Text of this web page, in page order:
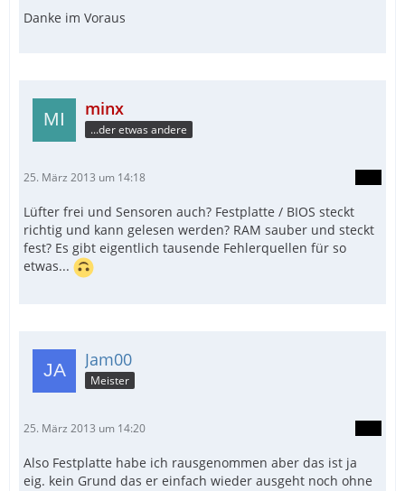
Danke im Voraus
minx
...der etwas andere
25. März 2013 um 14:18
Lüfter frei und Sensoren auch? Festplatte / BIOS steckt
richtig und kann gelesen werden? RAM sauber und steckt
fest? Es gibt eigentlich tausende Fehlerquellen für so
etwas...
Jam00
Meister
25. März 2013 um 14:20
Also Festplatte habe ich rausgenommen aber das ist ja
eig. kein Grund das er einfach wieder ausgeht noch ohne